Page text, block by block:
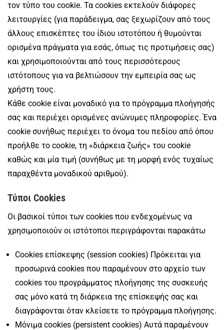
τον τύπο του cookie. Τα cookies εκτελούν διάφορες
λειτουργίες (για παράδειγμα, σας ξεχωρίζουν από τους
άλλους επισκέπτες του ίδιου ιστοτόπου ή θυμούνται
ορισμένα πράγματα για εσάς, όπως τις προτιμήσεις σας)
και χρησιμοποιούνται από τους περισσότερους
ιστότοπους για να βελτιώσουν την εμπειρία σας ως
χρήστη τους.
Κάθε cookie είναι μοναδικό για το πρόγραμμα πλοήγησής
σας και περιέχει ορισμένες ανώνυμες πληροφορίες. Ένα
cookie συνήθως περιέχει το όνομα του πεδίου από όπου
προήλθε το cookie, τη «διάρκεια ζωής» του cookie
καθώς και μία τιμή (συνήθως με τη μορφή ενός τυχαίως
παραχθέντα μοναδικού αριθμού).
Τύποι Cookies
Οι βασικοί τύποι των cookies που ενδεχομένως να
χρησιμοποιούν οι ιστότοποι περιγράφονται παρακάτω
Cookies επίσκεψης (session cookies) Πρόκειται για
προσωρινά cookies που παραμένουν στο αρχείο των
cookies του προγράμματος πλοήγησης της συσκευής
σας μόνο κατά τη διάρκεια της επίσκεψής σας και
διαγράφονται όταν κλείσετε το πρόγραμμα πλοήγησης.
Μόνιμα cookies (persistent cookies) Αυτά παραμένουν